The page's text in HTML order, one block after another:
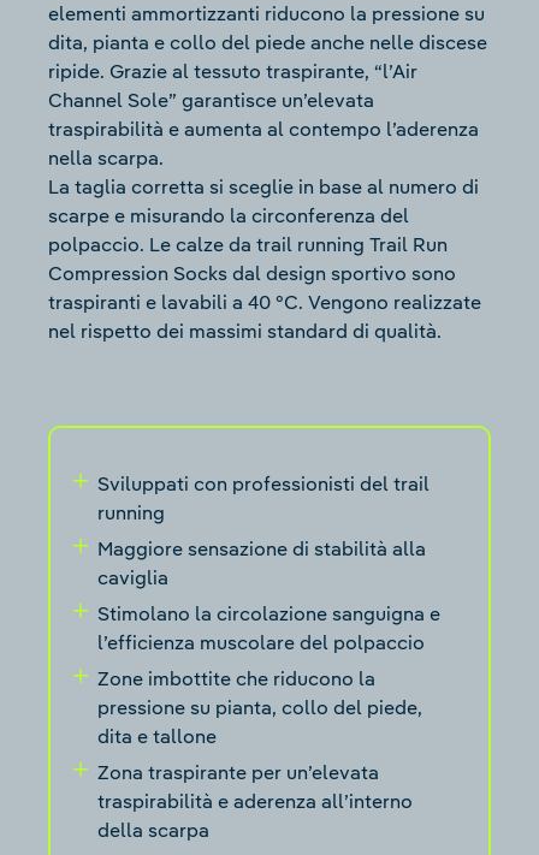
elementi ammortizzanti riducono la pressione su
dita, pianta e collo del piede anche nelle discese
ripide. Grazie al tessuto traspirante, “l’Air
Channel Sole” garantisce un’elevata
traspirabilità e aumenta al contempo l’aderenza
nella scarpa.
La taglia corretta si sceglie in base al numero di
scarpe e misurando la circonferenza del
polpaccio. Le calze da trail running Trail Run
Compression Socks dal design sportivo sono
traspiranti e lavabili a 40 °C. Vengono realizzate
nel rispetto dei massimi standard di qualità.
Sviluppati con professionisti del trail
running
Maggiore sensazione di stabilità alla
caviglia
Stimolano la circolazione sanguigna e
l’efficienza muscolare del polpaccio
Zone imbottite che riducono la
pressione su pianta, collo del piede,
dita e tallone
Zona traspirante per un’elevata
traspirabilità e aderenza all’interno
della scarpa